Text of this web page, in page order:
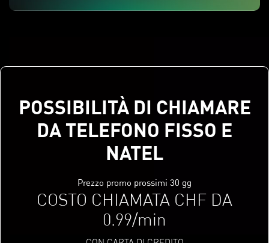
POSSIBILITÀ DI CHIAMARE
DA TELEFONO FISSO E
NATEL
Prezzo promo prossimi 30 gg
COSTO CHIAMATA CHF DA
0.99/min